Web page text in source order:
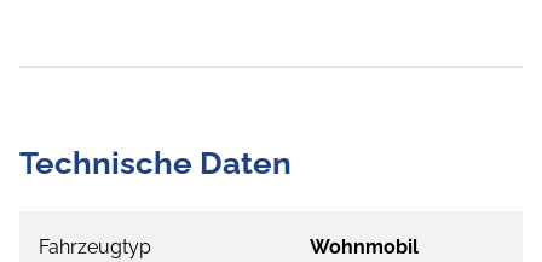
Technische Daten
Fahrzeugtyp Wohnmobil